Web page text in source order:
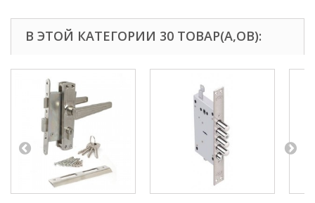
В ЭТОЙ КАТЕГОРИИ 30 ТОВАР(А,ОВ):